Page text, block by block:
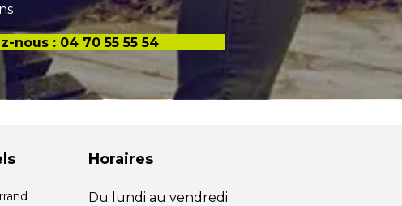
nous : 04 70 55 55 54
Horaires
Du lundi au vendredi